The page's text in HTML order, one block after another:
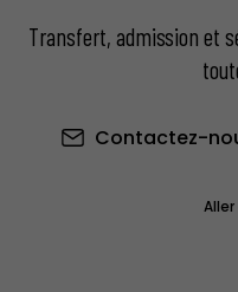
Transfert, admission et
Contactez-